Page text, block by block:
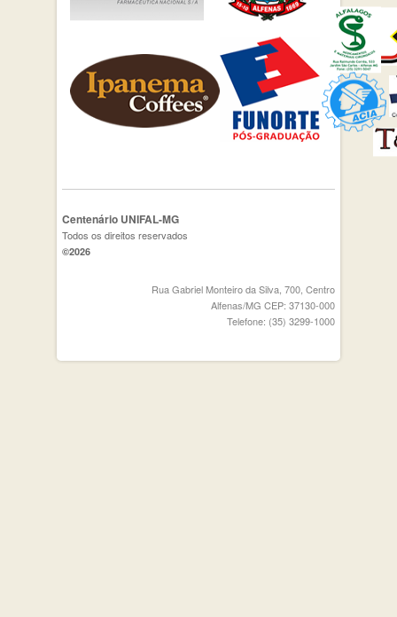
Centenário UNIFAL-MG
Todos os direitos reservados
©2026
Rua Gabriel Monteiro da Silva, 700, Centro
Alfenas/MG CEP: 37130-000
Telefone: (35) 3299-1000